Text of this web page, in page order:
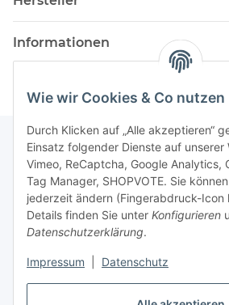
Wie wir Cookies & Co nutzen
Durch Klicken auf „Alle akzeptieren“
Einsatz folgender Dienste auf unserer
Vimeo, ReCaptcha, Google Analytics,
Tag Manager, SHOPVOTE. Sie
jederzeit ändern (Fingerabdruck-Icon
Details finden Sie unter Konfigurieren
Datenschutzerklärung.
Impressum Datenschutz
Informationen
Newsletter
Bitte senden Sie mir
Datenschutzerklärungregelmäßig und